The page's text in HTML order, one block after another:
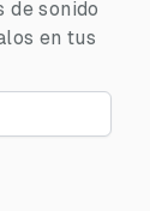
sonido
en tus